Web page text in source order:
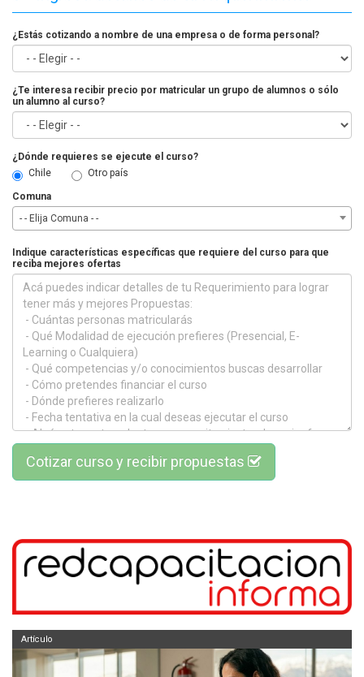
¿Estás cotizando a nombre de una empresa o de forma personal?
¿Te interesa recibir precio por matricular un grupo de alumnos o sólo
un alumno al curso?
¿Dónde requieres se ejecute el curso?
Chile
Otro país
Comuna
- - Elija Comuna - -
Indique características específicas que requiere del curso para que
reciba mejores ofertas
Cotizar curso y recibir propuestas
Artículo